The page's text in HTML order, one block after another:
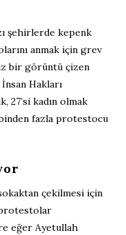
şehirlerde kepenk
anmak için grev
bir görüntü çizen
Hakları
27’si kadın olmak
fazla protestocu
çekilmesi için
eğer Ayetullah